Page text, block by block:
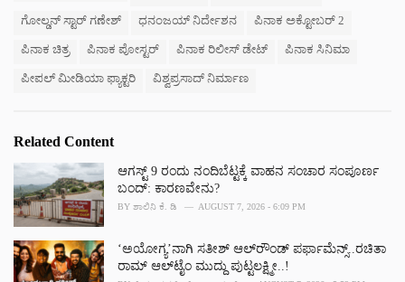
ಗೋಲ್ಡನ್ ಸ್ಟಾರ್ ಗಣೇಶ್ ಧನಂಜಯ್ ನಿರ್ದೇಶನ ಪಿನಾಕ ಅಕ್ಟೋಬರ್ 2
ಪಿನಾಕ ಚಿತ್ರ ಪಿನಾಕ ಪೋಸ್ಟರ್ ಪಿನಾಕ ರಿಲೀಸ್ ಡೇಟ್ ಪಿನಾಕ ಸಿನಿಮಾ
ಪೀಪಲ್ ಮೀಡಿಯಾ ಫ್ಯಾಕ್ಟರಿ ವಿಶ್ವಪ್ರಸಾದ್ ನಿರ್ಮಾಣ
Related Content
ಆಗಸ್ಟ್ 9 ರಂದು ನಂದಿಬೆಟ್ಟಕ್ಕೆ ವಾಹನ ಸಂಚಾರ ಸಂಪೂರ್ಣ
ಬಂದ್: ಕಾರಣವೇನು?
BY ಶಾಲಿನಿ ಕೆ. ಡಿ AUGUST 7, 2026 - 6:09 PM
‘ಅಯೋಗ್ಯ’ನಾಗಿ ಸತೀಶ್ ಆಲ್‌ರೌಂಡ್ ಪರ್ಫಾಮೆನ್ಸ್..ರಚಿತಾ
ರಾಮ್ ಆಲ್‌‌ಟೈಂ ಮುದ್ದು ಪುಟ್ಟಲಕ್ಷ್ಮೀ..!